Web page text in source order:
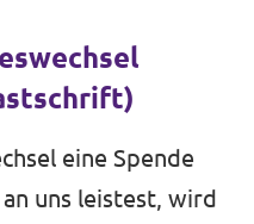
eine Spende
an uns leistest, wird